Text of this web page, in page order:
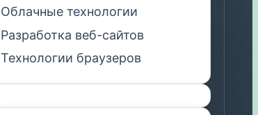
Облачные технологии
Разработка веб-сайтов
Технологии браузеров